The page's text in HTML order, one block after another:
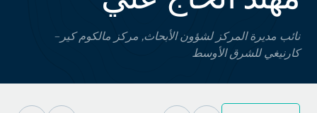
نائب مديرة المركز لشؤون الأبحاث, مركز مالكوم كير–
كارنيغي للشرق الأوسط